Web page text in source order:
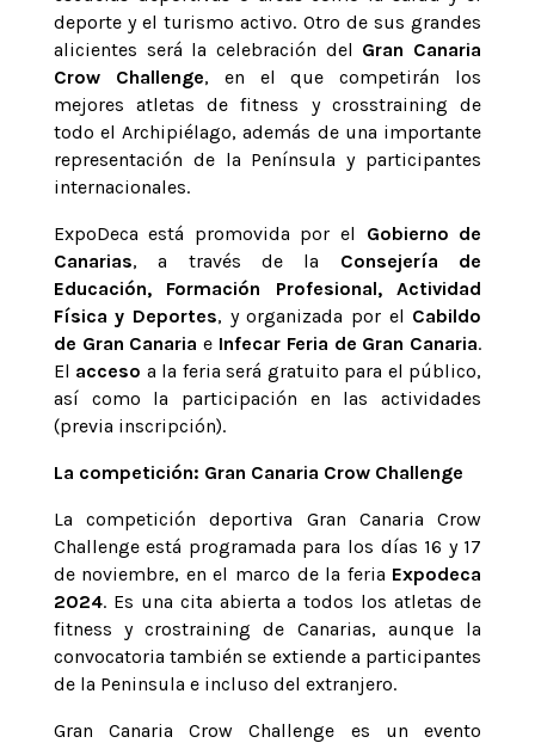
deporte y el turismo activo. Otro de sus grandes
alicientes será la celebración del Gran Canaria
Crow Challenge, en el que competirán los
mejores atletas de fitness y crosstraining de
todo el Archipiélago, además de una importante
representación de la Península y participantes
internacionales.
ExpoDeca está promovida por el Gobierno de
Canarias, a través de la Consejería de
Educación, Formación Profesional, Actividad
Física y Deportes, y organizada por el Cabildo
de Gran Canaria e Infecar Feria de Gran Canaria.
El acceso a la feria será gratuito para el público,
así como la participación en las actividades
(previa inscripción).
La competición: Gran Canaria Crow Challenge
La competición deportiva Gran Canaria Crow
Challenge está programada para los días 16 y 17
de noviembre, en el marco de la feria Expodeca
2024. Es una cita abierta a todos los atletas de
fitness y crostraining de Canarias, aunque la
convocatoria también se extiende a participantes
de la Peninsula e incluso del extranjero.
Gran Canaria Crow Challenge es un evento